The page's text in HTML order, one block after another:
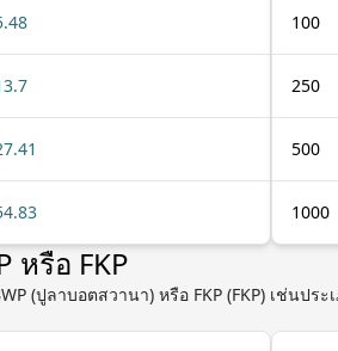
100
250
500
1000
หรือ FKP
(ปูลาบอตสวานา) หรือ FKP (FKP) เช่น